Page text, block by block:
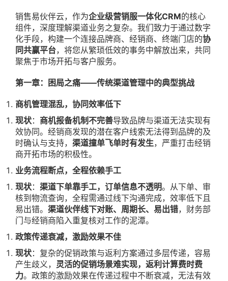
销售易伙伴云，作为企业级营销服一体化CRM的核心
组件，深度理解渠道业务之复杂。我们致力于通过数字
化手段，构建一个连接品牌商、经销商、终端门店的协
同共赢平台，将您从繁琐低效的事务中解放出来，共同
聚焦于市场开拓与客户服务。
第一章：困局之痛——传统渠道管理中的典型挑战
商机管理混乱，协同效率低下
现状： 商机报备机制不完善导致品牌与渠道无法实现有
效协同。经销商发现的潜在客户线索无法得到品牌的及
时确认与支持， 渠道撞单飞单时有发生，严重打击经销
商开拓市场的积极性。
业务流程断点，全程依赖手工
现状： 渠道下单靠手工，订单信息不透明。从下单、审
核到物流查询，全程需通过线下沟通完成，效率低下且
易出错。 渠道伙伴线下对账、周期长、易出错，财务部
门与经销商陷入重复核对工作的泥潭。
政策传递衰减，激励效果不佳
现状：复杂的促销政策与返利方案通过多层传递，容易
产生歧义， 灵活的促销场景难实现，返利计算费时费
力。政策的激励效果在传递过程中不断衰减，无法有效